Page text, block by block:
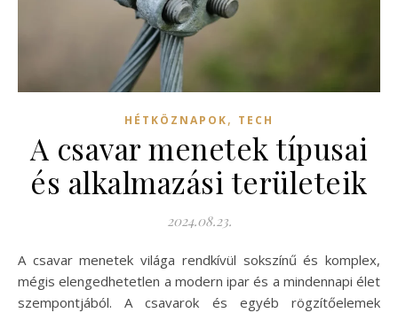
HÉTKÖZNAPOK, TECH
A csavar menetek típusai
és alkalmazási területeik
2024.08.23.
A csavar menetek világa rendkívül sokszínű és komplex,
mégis elengedhetetlen a modern ipar és a mindennapi élet
szempontjából. A csavarok és egyéb rögzítőelemek